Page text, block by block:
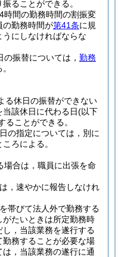
ることができる。
時間の勤務時間の割振変
の勤務時間が第41条に規
にしなければならな
振替については， 勤務
る休日の振替ができない
該休日に代わる日(以下
ることができる。
の指定については，別に
ろによる。
場合は，職員に出張を命
，速やかに報告しなけれ
帯びて法人外で勤務する
たいときは所定勤務時
し，当該業務を遂行する
務することが必要な場
，当該業務の遂行に通